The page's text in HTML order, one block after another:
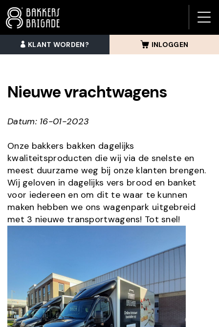
KLANT WORDEN? INLOGGEN
Nieuwe vrachtwagens
Datum: 16-01-2023
Onze bakkers bakken dagelijks
kwaliteitsproducten die wij via de snelste en
meest duurzame weg bij onze klanten brengen.
Wij geloven in dagelijks vers brood en banket
voor iedereen en om dit te waar te kunnen
maken hebben we ons wagenpark uitgebreid
met 3 nieuwe transportwagens! Tot snel!